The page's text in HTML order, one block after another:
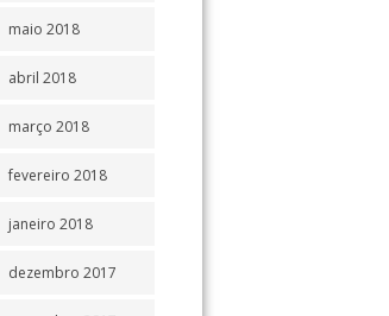
maio 2018
abril 2018
março 2018
fevereiro 2018
janeiro 2018
dezembro 2017